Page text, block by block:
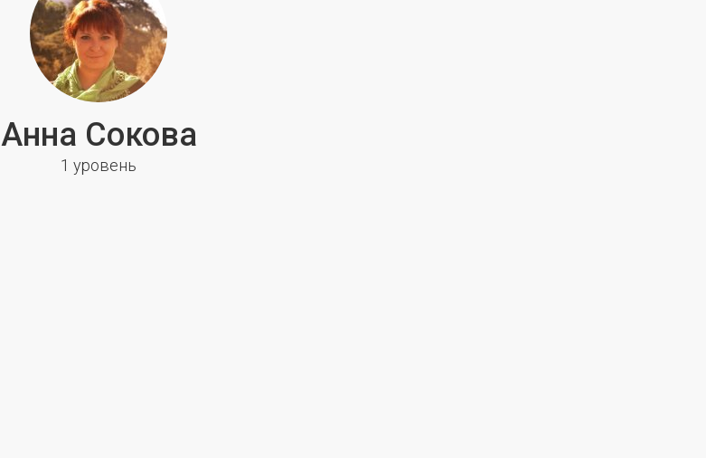
Анна Сокова
1 уровень